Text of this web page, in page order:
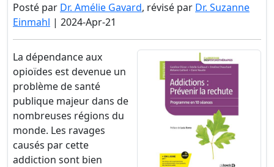
Posté par Dr. Amélie Gavard, révisé par Dr. Suzanne
Einmahl | 2024-Apr-21
La dépendance aux
opioïdes est devenue un
problème de santé
publique majeur dans de
nombreuses régions du
monde. Les ravages
causés par cette
addiction sont bien